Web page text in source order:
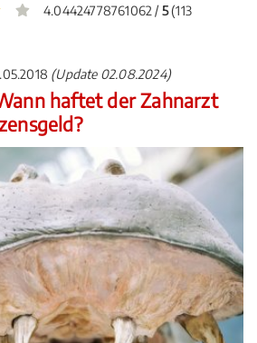
4.04424778761062 / 5(113
(Update 02.08.2024)
haftet der Zahnarzt